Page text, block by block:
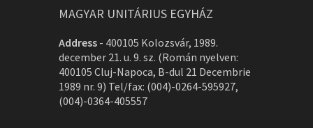
MAGYAR UNITÁRIUS EGYHÁZ
Address - 400105 Kolozsvár, 1989.
december 21. u. 9. sz. (Román nyelven:
400105 Cluj-Napoca, B-dul 21 Decembrie
1989 nr. 9) Tel/fax: (004)-0264-595927,
(004)-0364-405557